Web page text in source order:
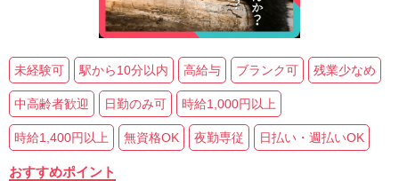
未経験可 駅から10分以内 高給与 ブランク可 残業少なめ
中高齢者歓迎 日勤のみ可 時給1,000円以上
時給1,400円以上 無資格OK 夜勤専従 日払い・週払いOK
おすすめポイント